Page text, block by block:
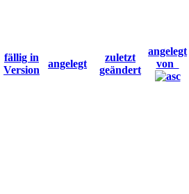
fällig in
Version
angelegt
zuletzt
geändert
angelegt
von